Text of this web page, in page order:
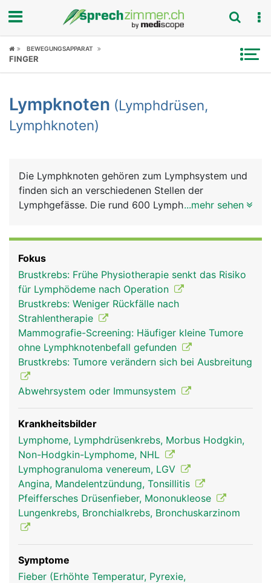
Fokus
Symptome
Untersuchungen
Ratgeber
BEWEGUNGSAPPARAT
FINGER
Lympknoten (Lymphdrüsen,
Lymphknoten)
Die Lymphknoten gehören zum Lymphsystem und
finden sich an verschiedenen Stellen der
Lymphgefässe. Die rund 600 Lymphknoten des
bohnenförmiges Aussehen und sind normalerweise
nur wenige Millimeter gross. Die Lymphknoten
fangen die in der Lymphe mitgeschleppten
Fremdkörper und Krankheitserreger ab und
machen sie unschädlich. Einige Stoffe (z.B.
Glasstaub, Kohle, Farbstoffe) werden teilweise
auch in den Lymphknoten eingelagert, wenn sie
der Körper nicht ausscheiden kann. In den
Lymphknoten wird ausserdem ein Teil der
Lymphozyten (weisse Blutkörperchen) gebildet,
die als "Abwehrpolizei" ständig durch das Blut-
und Lymphgefässsystem patrouillieren und der
körpereigenen Abwehr dienen. Ausserdem wird in
den Lymphknoten die Lymphe konzentriert
(eingedickt).
...mehr sehen
Fokus
Brustkrebs: Frühe Physiotherapie senkt das Risiko
für Lymphödeme nach Operation
Brustkrebs: Weniger Rückfälle nach
Strahlentherapie
Mammografie-Screening: Häufiger kleine Tumore
ohne Lymphknotenbefall gefunden
Brustkrebs: Tumore verändern sich bei Ausbreitung
Abwehrsystem oder Immunsystem
Krankheitsbilder
Lymphome, Lymphdrüsenkrebs, Morbus Hodgkin,
Non-Hodgkin-Lymphome, NHL
Lymphogranuloma venereum, LGV
Angina, Mandelentzündung, Tonsillitis
Pfeiffersches Drüsenfieber, Mononukleose
Lungenkrebs, Bronchialkrebs, Bronchuskarzinom
Symptome
Fieber (Erhöhte Temperatur, Pyrexie,